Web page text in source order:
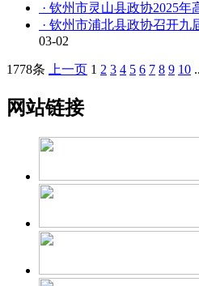
· 钦州市灵山县政协2025年
· 钦州市浦北县政协召开九
03-02
1778条 上一页 1 2 3 4 5 6 7 8 9 10 ..
网站链接